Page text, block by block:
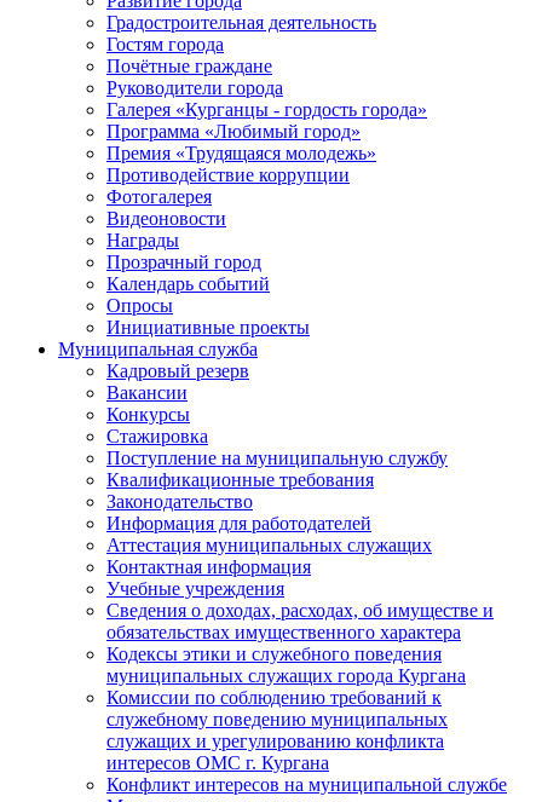
Градостроительная деятельность
Гостям города
Почётные граждане
Руководители города
Галерея «Курганцы - гордость города»
Программа «Любимый город»
Премия «Трудящаяся молодежь»
Противодействие коррупции
Фотогалерея
Видеоновости
Награды
Прозрачный город
Календарь событий
Опросы
Инициативные проекты
Муниципальная служба
Кадровый резерв
Вакансии
Конкурсы
Стажировка
Поступление на муниципальную службу
Квалификационные требования
Законодательство
Информация для работодателей
Аттестация муниципальных служащих
Контактная информация
Учебные учреждения
Сведения о доходах, расходах, об имуществе и
обязательствах имущественного характера
Кодексы этики и служебного поведения
муниципальных служащих города Кургана
Комиссии по соблюдению требований к
служебному поведению муниципальных
служащих и урегулированию конфликта
интересов ОМС г. Кургана
Конфликт интересов на муниципальной службе